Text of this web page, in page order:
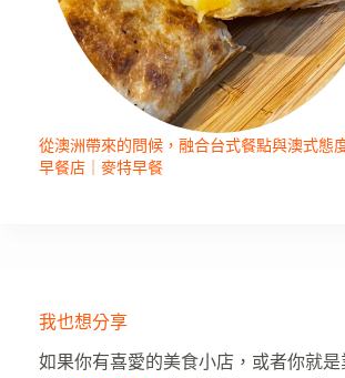
從澳洲帶來的問候，融合台式餐點與澳式態
早餐店｜麥特早餐
我也想分享
如果你有喜愛的美食小店，或者你就是